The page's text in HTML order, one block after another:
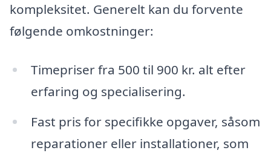
kompleksitet. Generelt kan du forvente
følgende omkostninger:
Timepriser fra 500 til 900 kr. alt efter
erfaring og specialisering.
Fast pris for specifikke opgaver, såsom
reparationer eller installationer, som